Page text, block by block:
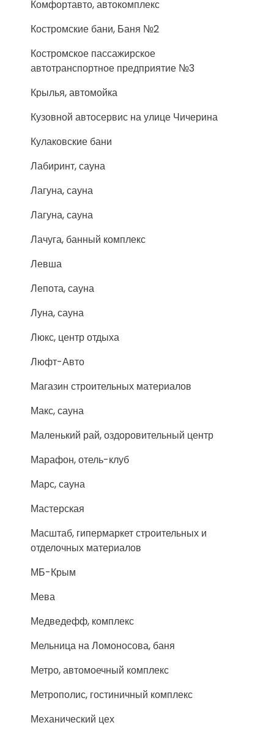
Комфортавто, автокомплекс
Костромские бани, Баня №2
Костромское пассажирское
автотранспортное предприятие №3
Крылья, автомойка
Кузовной автосервис на улице Чичерина
Кулаковские бани
Лабиринт, сауна
Лагуна, сауна
Лагуна, сауна
Лачуга, банный комплекс
Левша
Лепота, сауна
Луна, сауна
Люкс, центр отдыха
Люфт-Авто
Магазин строительных материалов
Макс, сауна
Маленький рай, оздоровительный центр
Марафон, отель-клуб
Марс, сауна
Мастерская
Масштаб, гипермаркет строительных и
отделочных материалов
МБ-Крым
Мева
Медведефф, комплекс
Мельница на Ломоносова, баня
Метро, автомоечный комплекс
Метрополис, гостиничный комплекс
Механический цех